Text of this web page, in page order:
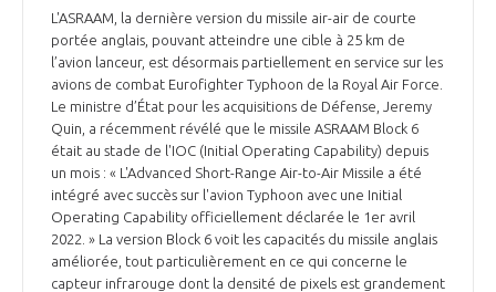
L'ASRAAM, la dernière version du missile air-air de courte
portée anglais, pouvant atteindre une cible à 25 km de
l’avion lanceur, est désormais partiellement en service sur les
avions de combat Eurofighter Typhoon de la Royal Air Force.
Le ministre d’État pour les acquisitions de Défense, Jeremy
Quin, a récemment révélé que le missile ASRAAM Block 6
était au stade de l'IOC (Initial Operating Capability) depuis
un mois : « L'Advanced Short-Range Air-to-Air Missile a été
intégré avec succès sur l'avion Typhoon avec une Initial
Operating Capability officiellement déclarée le 1er avril
2022. » La version Block 6 voit les capacités du missile anglais
améliorée, tout particulièrement en ce qui concerne le
capteur infrarouge dont la densité de pixels est grandement